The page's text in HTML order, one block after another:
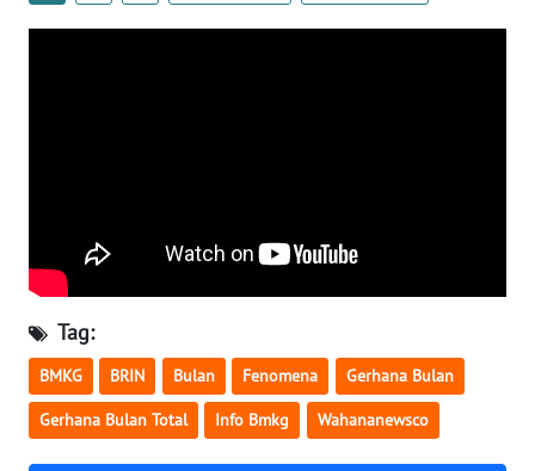
Tag:
BMKG BRIN Bulan Fenomena Gerhana Bulan
Gerhana Bulan Total Info Bmkg Wahananewsco
WN
WN
SULTENG
WN
SULBAR